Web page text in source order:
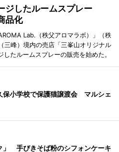
ジしたルームスプレー
品化
Lab.（秩父アロマラボ）」（秩
三峰）境内の売店「三峯山オリジナル
たルームスプレーの販売を始めた。
保小学校で保護猫譲渡会 マルシェ
」 手びきそば粉のシフォンケーキ